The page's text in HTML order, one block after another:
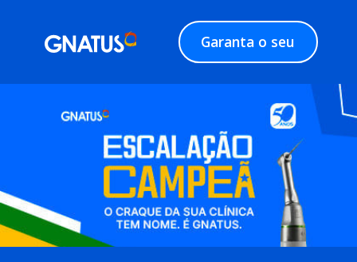
Garanta o seu